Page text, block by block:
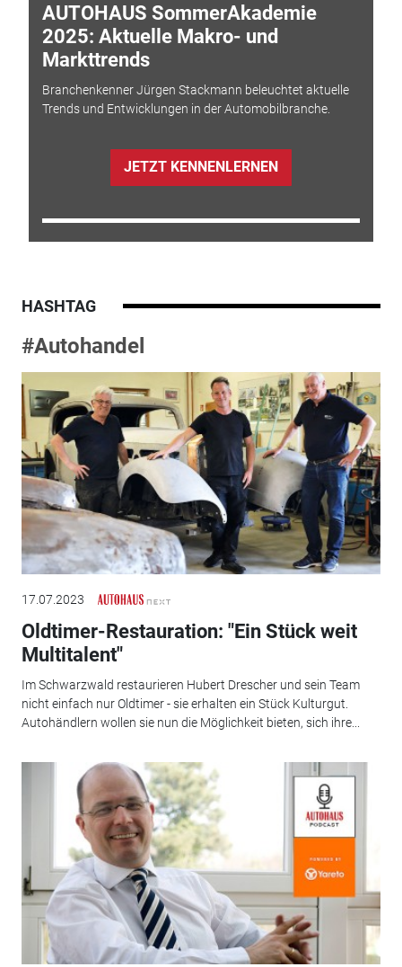
AUTOHAUS SommerAkademie
2025: Aktuelle Makro- und
Markttrends
Branchenkenner Jürgen Stackmann beleuchtet aktuelle
Trends und Entwicklungen in der Automobilbranche.
JETZT KENNENLERNEN
HASHTAG
#Autohandel
17.07.2023
Oldtimer-Restauration: "Ein Stück weit
Multitalent"
Im Schwarzwald restaurieren Hubert Drescher und sein Team
nicht einfach nur Oldtimer - sie erhalten ein Stück Kulturgut.
Autohändlern wollen sie nun die Möglichkeit bieten, sich ihre...